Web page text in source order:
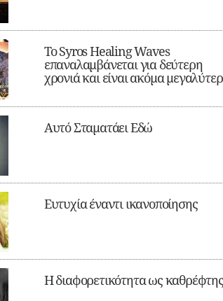
Το Syros Healing Waves
επαναλαμβάνεται για δεύτερη
χρονιά και είναι ακόμα
Αυτό Σταματάει Εδώ
Ευτυχία έναντι ικανοποίησης
Η διαφορετικότητα ως καθρέφτης